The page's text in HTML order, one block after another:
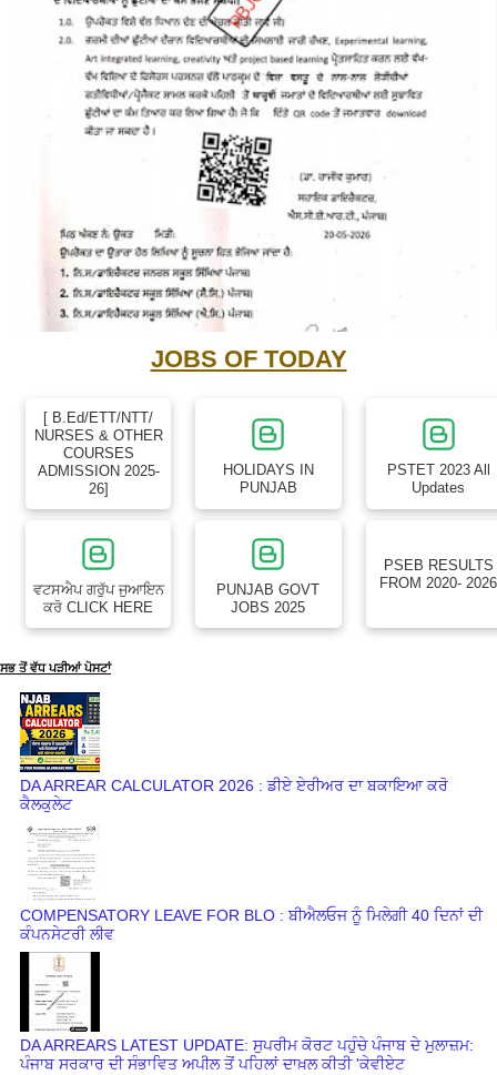
JOBS OF TODAY
[ B.Ed/ETT/NTT/
NURSES & OTHER
COURSES
ADMISSION 2025-
26]
HOLIDAYS IN
PUNJAB
PSTET 2023 All
Updates
ਵਟਸਐਪ ਗਰੁੱਪ ਜੁਆਇਨ
ਕਰੋ CLICK HERE
PUNJAB GOVT
JOBS 2025
PSEB RESULTS
FROM 2020- 2026
ਸਭ ਤੋਂ ਵੱਧ ਪੜੀਆਂ ਪੋਸਟਾਂ
DA ARREAR CALCULATOR 2026 : ਡੀਏ ਏਰੀਅਰ ਦਾ ਬਕਾਇਆ ਕਰੋ
ਕੈਲਕੁਲੇਟ
COMPENSATORY LEAVE FOR BLO : ਬੀਐਲਓਜ ਨੂੰ ਮਿਲੇਗੀ 40 ਦਿਨਾਂ ਦੀ
ਕੰਪਨਸੇਟਰੀ ਲੀਵ
DA ARREARS LATEST UPDATE: ਸੁਪਰੀਮ ਕੋਰਟ ਪਹੁੰਚੇ ਪੰਜਾਬ ਦੇ ਮੁਲਾਜ਼ਮ:
ਪੰਜਾਬ ਸਰਕਾਰ ਦੀ ਸੰਭਾਵਿਤ ਅਪੀਲ ਤੋਂ ਪਹਿਲਾਂ ਦਾਖ਼ਲ ਕੀਤੀ 'ਕੇਵੀਏਟ